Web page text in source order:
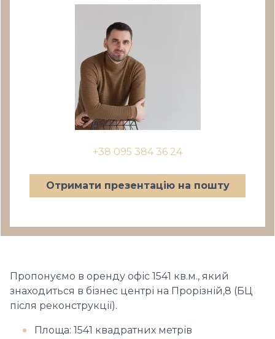
+38 095 384 36 24
Отримати презентацію на пошту
Пропонуємо в оренду офіс 1541 кв.м., який
знаходиться в бізнес центрі на Прорізній,8 (БЦ
після реконструкції).
Площа: 1541 квадратних метрів